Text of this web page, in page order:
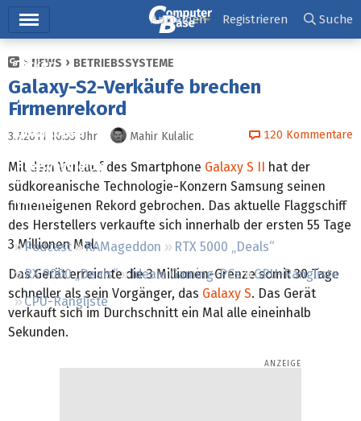
Ticker
Tests
Downloads
Preisvergleich
Forum
Podcast RAMageddon
RTX 5000 „Deals“
RX 9000 „Deals“
Ideale Gaming-PCs
GPU-Rangliste
CPU-Rangliste
Anmelden Registrieren Suche
NEWS BETRIEBSSYSTEME
Galaxy-S2-Verkäufe brechen
Firmenrekord
3.7.2011 16:55 Uhr Mahir Kulalic 120 Kommentare
Mit dem Verkauf des Smartphone Galaxy S II hat der
südkoreanische Technologie-Konzern Samsung seinen
firmeneigenen Rekord gebrochen. Das aktuelle Flaggschiff
des Herstellers verkaufte sich innerhalb der ersten 55 Tage
3 Millionen Mal.
Das Gerät erreichte die 3 Millionen-Grenze somit 30 Tage
schneller als sein Vorgänger, das Galaxy S. Das Gerät
verkauft sich im Durchschnitt ein Mal alle eineinhalb
Sekunden.